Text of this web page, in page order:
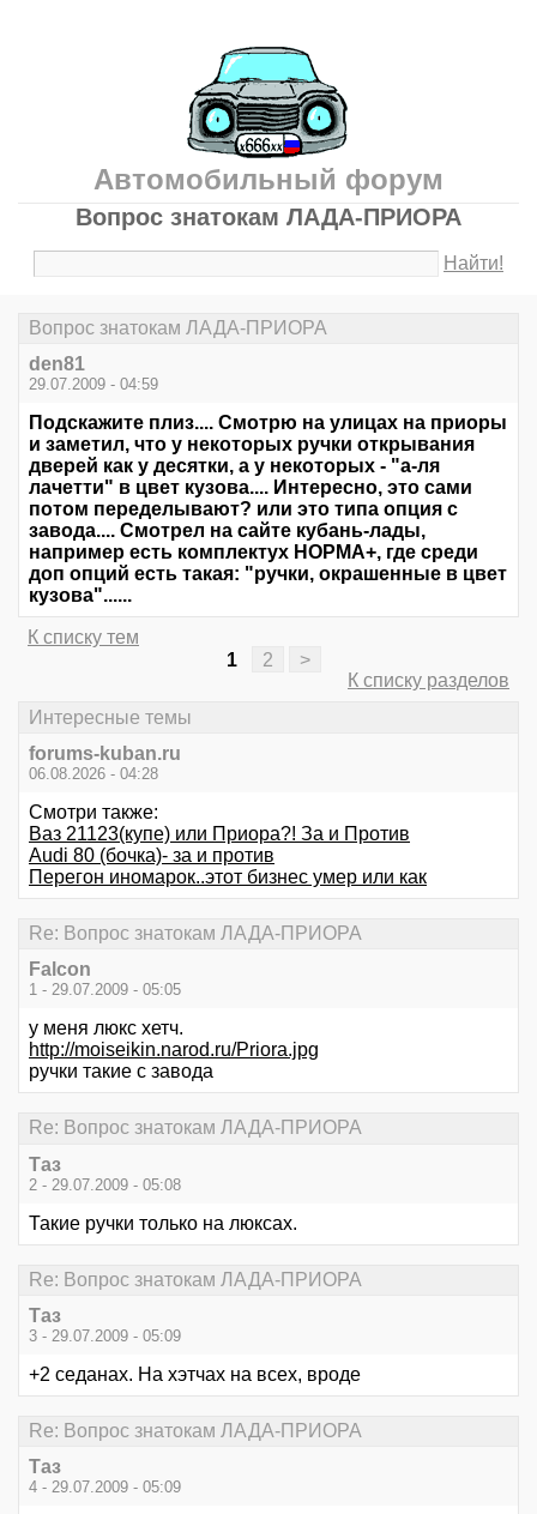
Автомобильный форум
Вопрос знатокам ЛАДА-ПРИОРА
Найти!
Вопрос знатокам ЛАДА-ПРИОРА
den81
29.07.2009 - 04:59
Подскажите плиз.... Смотрю на улицах на приоры
и заметил, что у некоторых ручки открывания
дверей как у десятки, а у некоторых - "а-ля
лачетти" в цвет кузова.... Интересно, это сами
потом переделывают? или это типа опция с
завода.... Смотрел на сайте кубань-лады,
например есть комплектух НОРМА+, где среди
доп опций есть такая: "ручки, окрашенные в цвет
кузова"......
К списку тем
1
2
>
К списку разделов
Интересные темы
forums-kuban.ru
06.08.2026 - 04:28
Смотри также:
Ваз 21123(купе) или Приора?! За и Против
Audi 80 (бочка)- за и против
Перегон иномарок..этот бизнес умер или как
Re: Вопрос знатокам ЛАДА-ПРИОРА
Falcon
1 - 29.07.2009 - 05:05
у меня люкс хетч.
http://moiseikin.narod.ru/Priora.jpg
ручки такие с завода
Re: Вопрос знатокам ЛАДА-ПРИОРА
Таз
2 - 29.07.2009 - 05:08
Такие ручки только на люксах.
Re: Вопрос знатокам ЛАДА-ПРИОРА
Таз
3 - 29.07.2009 - 05:09
+2 седанах. На хэтчах на всех, вроде
Re: Вопрос знатокам ЛАДА-ПРИОРА
Таз
4 - 29.07.2009 - 05:09